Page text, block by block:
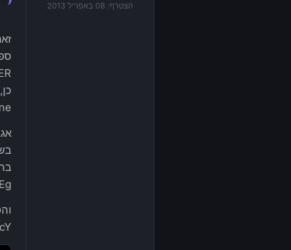
הצטרף: 08 באפריל 2013